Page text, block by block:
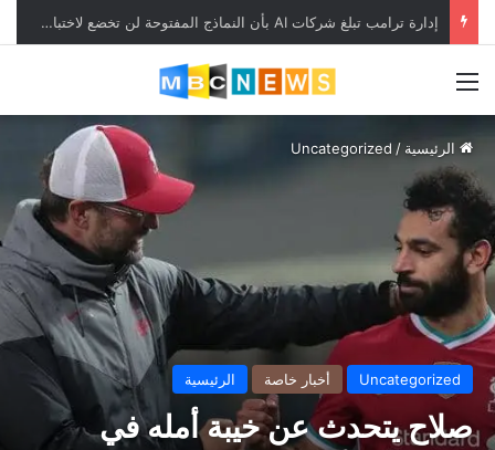
إدارة ترامب تبلغ شركات AI بأن النماذج المفتوحة لن تخضع لاختبارات السلامة
الرئيسية /
Uncategorized
Uncategorized أخبار خاصة الرئيسية
صلاح يتحدث عن خيبة أمله في